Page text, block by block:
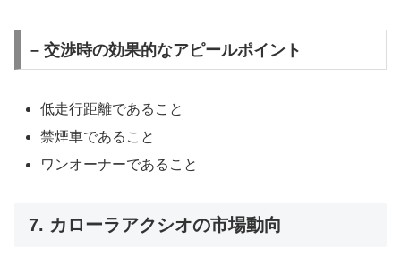
– 交渉時の効果的なアピールポイント
低走行距離であること
禁煙車であること
ワンオーナーであること
7. カローラアクシオの市場動向